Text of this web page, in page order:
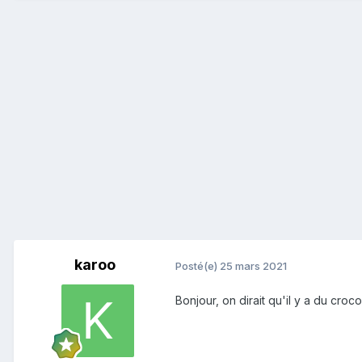
karoo Posté(e) 25 mars 2021
Bonjour, on dirait qu'il y a du